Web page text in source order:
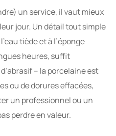
un service, il vaut mieux
jour. Un détail tout simple
tiède et à l’éponge
heures, suffit
– la porcelaine est
ou de dorures effacées,
un professionnel ou un
perdre en valeur.